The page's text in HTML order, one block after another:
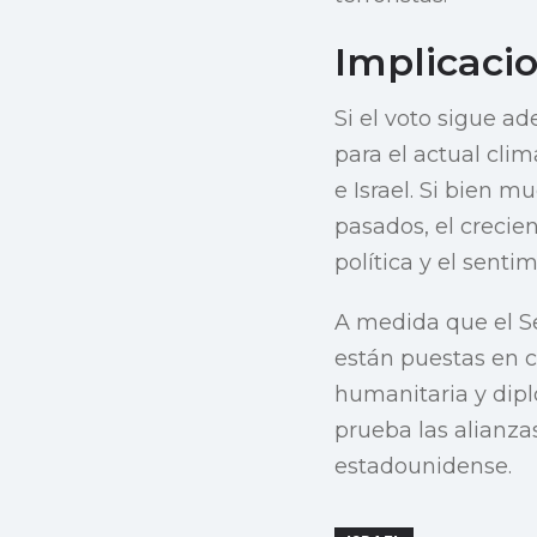
Si el voto sigue
para el actual
e Israel. Si bien
pasados, el
política y el
A medida que el
están puestas en
humanitaria y
prueba las
estadounidense.